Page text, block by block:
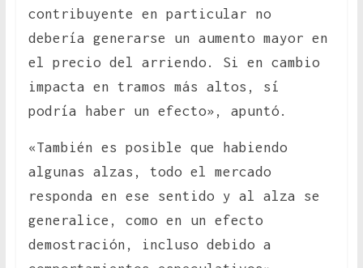
contribuyente en particular no
debería generarse un aumento mayor en
el precio del arriendo. Si en cambio
impacta en tramos más altos, sí
podría haber un efecto», apuntó.
«También es posible que habiendo
algunas alzas, todo el mercado
responda en ese sentido y al alza se
generalice, como en un efecto
demostración, incluso debido a